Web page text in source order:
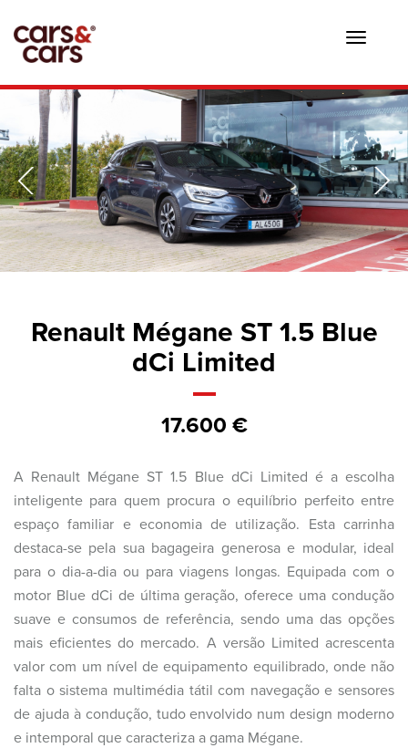
Toggle
Renault Mégane ST 1.5 Blue
dCi Limited
17.600 €
A Renault Mégane ST 1.5 Blue dCi Limited é a escolha
inteligente para quem procura o equilíbrio perfeito entre
espaço familiar e economia de utilização. Esta carrinha
destaca-se pela sua bagageira generosa e modular, ideal
para o dia-a-dia ou para viagens longas. Equipada com o
motor Blue dCi de última geração, oferece uma condução
suave e consumos de referência, sendo uma das opções
mais eficientes do mercado. A versão Limited acrescenta
valor com um nível de equipamento equilibrado, onde não
falta o sistema multimédia tátil com navegação e sensores
de ajuda à condução, tudo envolvido num design moderno
e intemporal que caracteriza a gama Mégane.